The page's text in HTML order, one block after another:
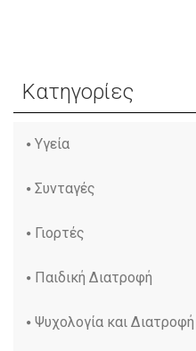
Κατηγορίες
Υγεία
Συνταγές
Γιορτές
Παιδική Διατροφή
Ψυχολογία και Διατροφή